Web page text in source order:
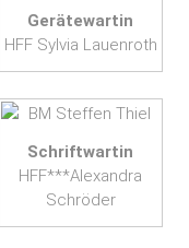
Gerätewartin
HFF Sylvia Lauenroth
Schriftwartin
HFF***Alexandra
Schröder